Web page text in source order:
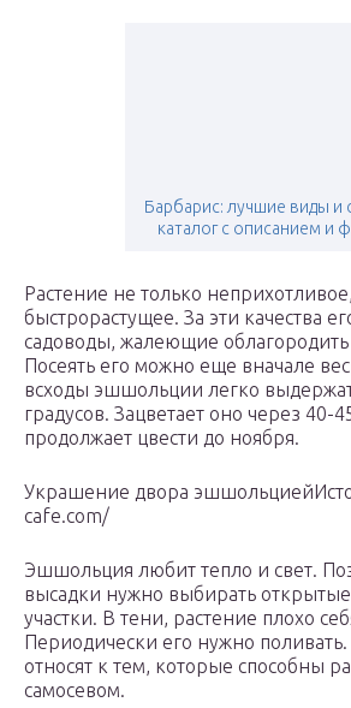
Барбарис: лучшие виды и
каталог с описанием и
Растение не только
быстрорастущее. За эти качества
садоводы, жалеющие облагородить
Посеять его можно еще вначале
всходы эшшольции легко
градусов. Зацветает оно через 40-
продолжает цвести до ноября.
Украшение двора
cafe.com/
Эшшольция любит тепло и свет.
высадки нужно выбирать
участки. В тени, растение плохо
Периодически его нужно поливать.
относят к тем, которые способны
самосевом.